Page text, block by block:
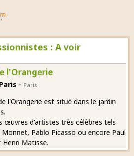
: A voir
l'Orangerie
Paris - Paris
l'Orangerie est situé dans le jardin
œuvres d'artistes très célèbres tels
Monnet, Pablo Picasso ou encore Paul
Henri Matisse.